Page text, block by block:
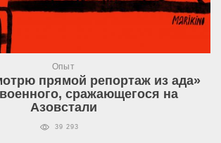
Опыт
прямой репортаж из ада»
сражающегося на
Азовстали
39 293